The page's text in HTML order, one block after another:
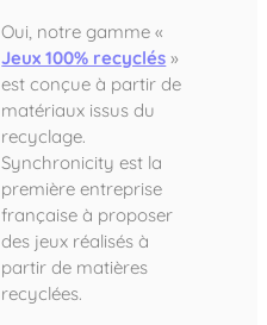
Oui, notre gamme «
Jeux 100% recyclés »
est conçue à partir de
matériaux issus du
recyclage.
Synchronicity est la
première entreprise
française à proposer
des jeux réalisés à
partir de matières
recyclées.